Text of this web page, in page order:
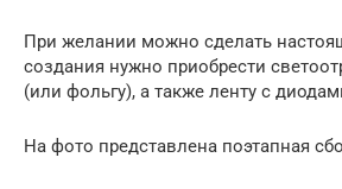
При желании можно сделать
создания нужно приобрести
(или фольгу), а также ленту с
На фото представлена поэтапная